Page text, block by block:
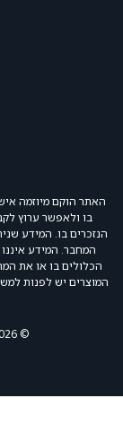
האתר הוקם מיוזמה
בו ולאפשר ערוץ
הנזכרים בו. המידע
המחבר. המידע
הכלולים בו או את
המוצרים יש לפנות
© 2026 כל הזכויות שמורות לקלנועית המעפיל